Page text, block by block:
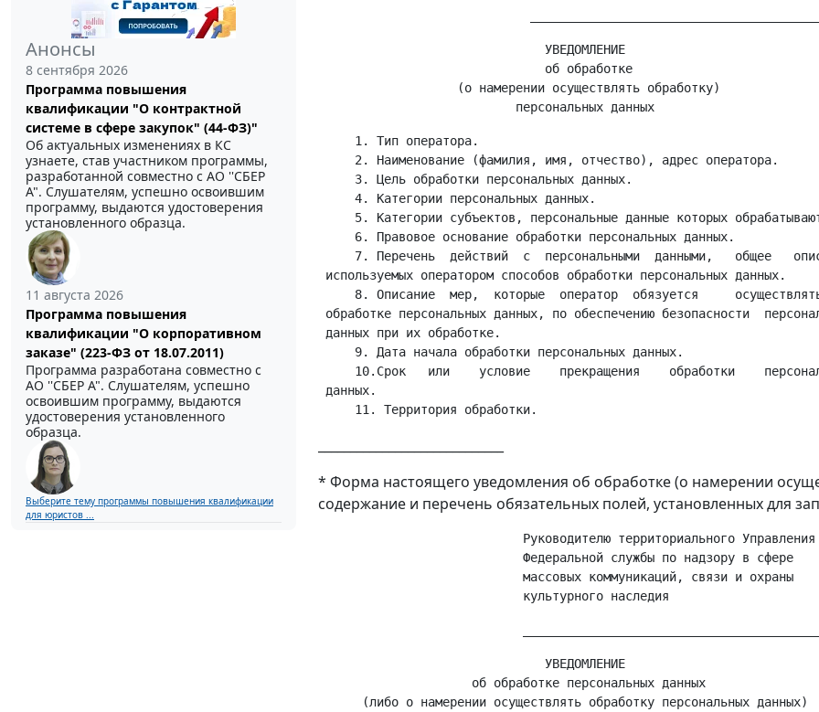
Анонсы
8 сентября 2026
Программа повышения
квалификации "О контрактной
системе в сфере закупок" (44-ФЗ)"
Об актуальных изменениях в КС
узнаете, став участником программы,
разработанной совместно с АО ''СБЕР
А". Слушателям, успешно освоившим
программу, выдаются удостоверения
установленного образца.
11 августа 2026
Программа повышения
квалификации "О корпоративном
заказе" (223-ФЗ от 18.07.2011)
Программа разработана совместно с
АО ''СБЕР А". Слушателям, успешно
освоившим программу, выдаются
удостоверения установленного
образца.
Выберите тему программы повышения квалификации
для юристов ...
                               УВЕДОМЛЕНИЕ
                               об обработке
                   (о намерении осуществлять обработку)
     1. Тип оператора.
     2. Наименование (фамилия, имя, отчество), адрес оператора.
     3. Цель обработки персональных данных.
     4. Категории персональных данных.
5. Категории субъектов, персональные данные которых
     6. Правовое основание обработки персональных данных.
7. Перечень  действий  с  персональными  данными,   общее
используемых оператором способов обработки персональных данных.
8. Описание  мер,  которые  оператор  обязуется
обработке персональных данных, по обеспечению безопасности
данных при их обработке.
     9. Дата начала обработки персональных данных.
10.Срок   или    условие    прекращения    обработки
данных.
* Форма настоящего уведомления об обработке (о намерении
содержание и перечень обязательных полей, установленных для
                            Руководителю территориального Управления
                            Федеральной службы по надзору в сфере
                            массовых коммуникаций, связи и охраны
                               УВЕДОМЛЕНИЕ
                     об обработке персональных данных
      (либо о намерении осуществлять обработку персональных данных)